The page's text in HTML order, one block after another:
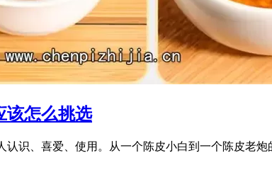
该怎么挑选
认识、喜爱、使用。从一个陈皮小白到一个陈皮老